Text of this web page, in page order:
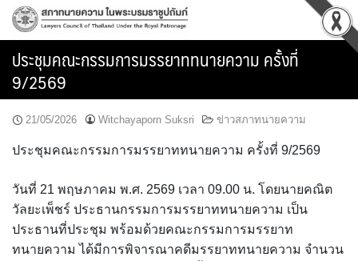
Skip
ประชุมคณะกรรมการมรรยาททนายความ ครั้งที่
9/2569
21/05/2026 Witchayaporn Suksri ข่าวสภาทนายความ
ประชุมคณะกรรมการมรรยาททนายความ ครั้งที่ 9/2569
วันที่ 21 พฤษภาคม พ.ศ. 2569 เวลา 09.00 น. โดยนายคณิต
วัลยะเพ็ชร์ ประธานกรรมการมรรยาททนายความ เป็น
ประธานที่ประชุม พร้อมด้วยคณะกรรมการมรรยาท
ทนายความ ได้มีการพิจารณาคดีมรรยาททนายความ จำนวน